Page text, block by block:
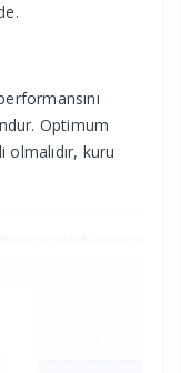
Optimum
kuru